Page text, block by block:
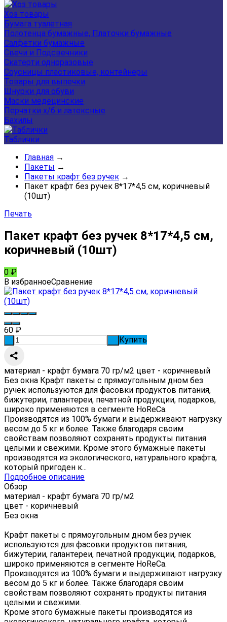
Хоз товары
Бумага туалетная
Полотенца бумажные, Платочки бумажные
Салфетки бумажные
Свечи и Подсвечники
Скатерти одноразовые
Соусницы пластиковые, контейнеры
Товары для выпечки
Шнурки для обуви
Маски медецинские
Перчатки х/б и латексные
Бахилы
Таблички
Главная →
Пакеты →
Пакеты крафт без ручек →
Пакет крафт без ручек 8*17*4,5 см, коричневый
(10шт)
Печать
Пакет крафт без ручек 8*17*4,5 см,
коричневый (10шт)
0 ₽
В избранноеСравнение
60 ₽
Купить
материал - крафт бумага 70 гр/м2 цвет - коричневый
Без окна Крафт пакеты с прямоугольным дном без
ручек используются для фасовки продуктов питания,
бижутерии, галантереи, печатной продукции, подарков,
широко применяются в сегменте HoReCa.
Производятся из 100% бумаги и выдерживают нагрузку
весом до 5 кг и более. Также благодаря своим
свойствам позволяют сохранять продукты питания
целыми и свежими. Кроме этого бумажные пакеты
производятся из экологического, натурального крафта,
который пригоден к...
Подробное описание
Обзор
материал - крафт бумага 70 гр/м2
цвет - коричневый
Без окна
Крафт пакеты с прямоугольным дном без ручек
используются для фасовки продуктов питания,
бижутерии, галантереи, печатной продукции, подарков,
широко применяются в сегменте HoReCa.
Производятся из 100% бумаги и выдерживают нагрузку
весом до 5 кг и более. Также благодаря своим
свойствам позволяют сохранять продукты питания
целыми и свежими.
Кроме этого бумажные пакеты производятся из